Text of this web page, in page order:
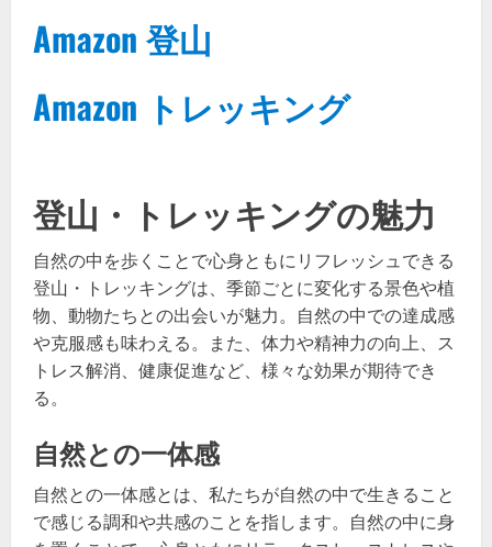
Amazon 登山
Amazon トレッキング
登山・トレッキングの魅力
自然の中を歩くことで心身ともにリフレッシュできる
登山・トレッキングは、季節ごとに変化する景色や植
物、動物たちとの出会いが魅力。自然の中での達成感
や克服感も味わえる。また、体力や精神力の向上、ス
トレス解消、健康促進など、様々な効果が期待でき
る。
自然との一体感
自然との一体感とは、私たちが自然の中で生きること
で感じる調和や共感のことを指します。自然の中に身